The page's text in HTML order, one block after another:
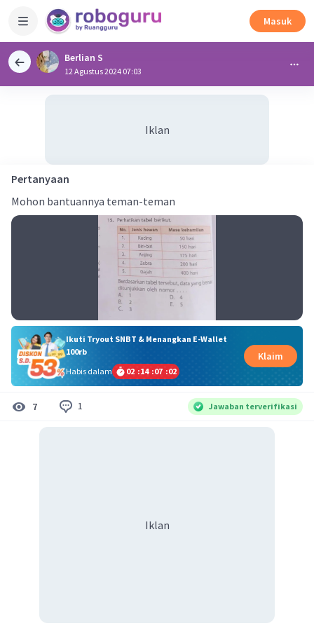
Masuk
Berlian S
12 Agustus 2024 07:03
Iklan
Pertanyaan
Mohon bantuannya teman-teman
Ikuti Tryout SNBT & Menangkan E-Wallet
100rb
Habis dalam
02 :14 :07 :02
Klaim
7 1 Jawaban terverifikasi
Iklan